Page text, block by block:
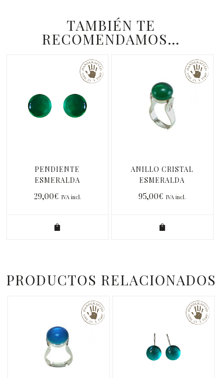
TAMBIÉN TE
RECOMENDAMOS…
PENDIENTE
ESMERALDA
29,00€ IVA incl.
ANILLO CRISTAL
ESMERALDA
OSCURO
95,00€ IVA incl.
PRODUCTOS RELACIONADOS